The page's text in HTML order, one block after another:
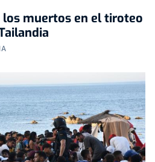
los muertos en el tiroteo